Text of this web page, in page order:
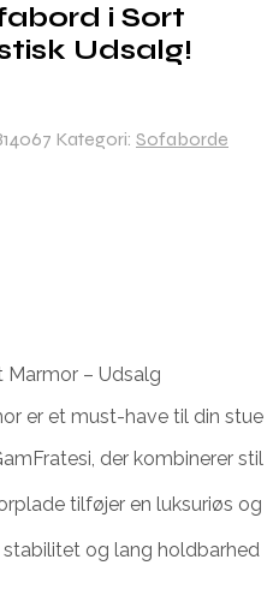
i Sort
Udsalg!
Kategori: Sofaborde
Marmor – Udsalg
er et must-have til din stue
der kombinerer stil
tilføjer en luksuriøs og
stabilitet og lang holdbarhed